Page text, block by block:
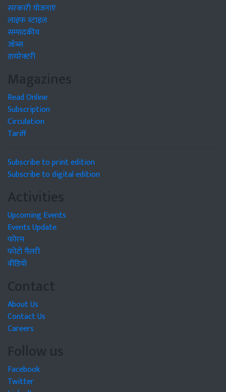
सरकारी योजनाएं
लाइफ स्टाइल
सम्पादकीय
जॉब्स
डायरेक्टरी
Magazines
Read Online
Subscription
Circulation
Tariff
Subscribe to print edition
Subscribe to digital edition
Activities
Upcoming Events
Events Update
फोरम
फोटो गैलरी
वीडियो
Contact
About Us
Contact Us
Careers
Follow us
Facebook
Twitter